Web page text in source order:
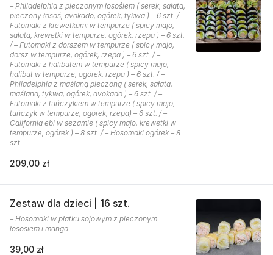
– Philadelphia z pieczonym łosośiem ( serek, sałata,
pieczony łosoś, avokado, ogórek, tykwa ) – 6 szt. / –
Futomaki z krewetkami w tempurze ( spicy majo,
sałata, krewetki w tempurze, ogórek, rzepa ) – 6 szt.
/ – Futomaki z dorszem w tempurze ( spicy majo,
dorsz w tempurze, ogórek, rzepa ) – 6 szt. / –
Futomaki z halibutem w tempurze ( spicy majo,
halibut w tempurze, ogórek, rzepa ) – 6 szt. / –
Philadelphia z maślaną pieczoną ( serek, sałata,
maślana, tykwa, ogórek, avokado ) – 6 szt. / –
Futomaki z tuńczykiem w tempurze ( spicy majo,
tuńczyk w tempurze, ogórek, rzepa) – 6 szt. / –
California ebi w sezamie ( spicy majo, krewetki w
tempurze, ogórek ) – 8 szt. / – Hosomaki ogórek – 8
szt.
209,00 zł
Zestaw dla dzieci | 16 szt.
– Hosomaki w płatku sojowym z pieczonym
łososiem i mango.
39,00 zł